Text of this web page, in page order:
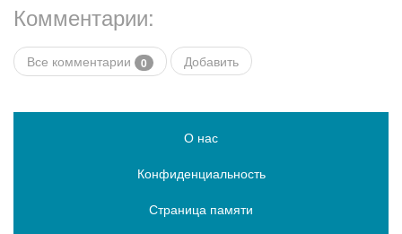
Комментарии:
Все комментарии 0 Добавить
О нас
Конфиденциальность
Страница памяти